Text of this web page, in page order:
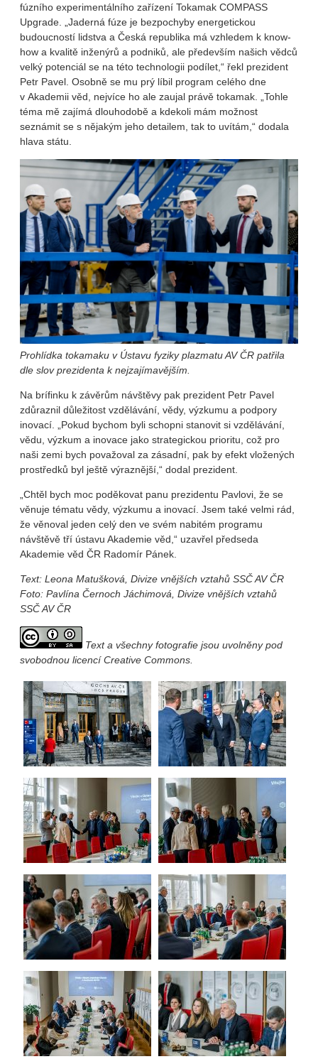
fúzního experimentálního zařízení Tokamak COMPASS
Upgrade. „Jaderná fúze je bezpochyby energetickou
budoucností lidstva a Česká republika má vzhledem k know-
how a kvalitě inženýrů a podniků, ale především našich vědců
velký potenciál se na této technologii podílet,“ řekl prezident
Petr Pavel. Osobně se mu prý líbil program celého dne
v Akademii věd, nejvíce ho ale zaujal právě tokamak. „Tohle
téma mě zajímá dlouhodobě a kdekoli mám možnost
seznámit se s nějakým jeho detailem, tak to uvítám,“ dodala
hlava státu.
Prohlídka tokamaku v Ústavu fyziky plazmatu AV ČR patřila
dle slov prezidenta k nejzajímavějším.
Na brífinku k závěrům návštěvy pak prezident Petr Pavel
zdůraznil důležitost vzdělávání, vědy, výzkumu a podpory
inovací. „Pokud bychom byli schopni stanovit si vzdělávání,
vědu, výzkum a inovace jako strategickou prioritu, což pro
naši zemi bych považoval za zásadní, pak by efekt vložených
prostředků byl ještě výraznější,“ dodal prezident.
„Chtěl bych moc poděkovat panu prezidentu Pavlovi, že se
věnuje tématu vědy, výzkumu a inovací. Jsem také velmi rád,
že věnoval jeden celý den ve svém nabitém programu
návštěvě tří ústavu Akademie věd,“ uzavřel předseda
Akademie věd ČR Radomír Pánek.
Text: Leona Matušková, Divize vnějších vztahů SSČ AV ČR
Foto: Pavlína Černoch Jáchimová, Divize vnějších vztahů
SSČ AV ČR
Text a všechny fotografie jsou uvolněny pod
svobodnou licencí Creative Commons.